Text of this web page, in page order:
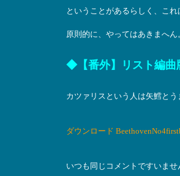
ということがあるらしく、こ
原則的に、やってはあきまへん。
◆【番外】リスト編曲
カツァリスという人は矢鱈と
ダウンロード
いつも同じコメントですいま